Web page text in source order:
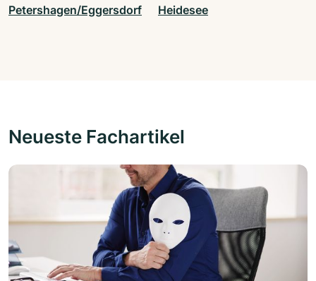
Petershagen/Eggersdorf Heidesee
Neueste Fachartikel